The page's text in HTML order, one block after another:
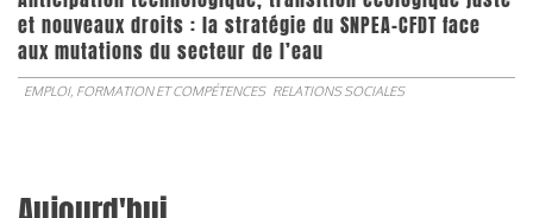
et nouveaux droits : la stratégie du SNPEA-CFDT face
aux mutations du secteur de l’eau
EMPLOI, FORMATION ET COMPÉTENCES RELATIONS SOCIALES